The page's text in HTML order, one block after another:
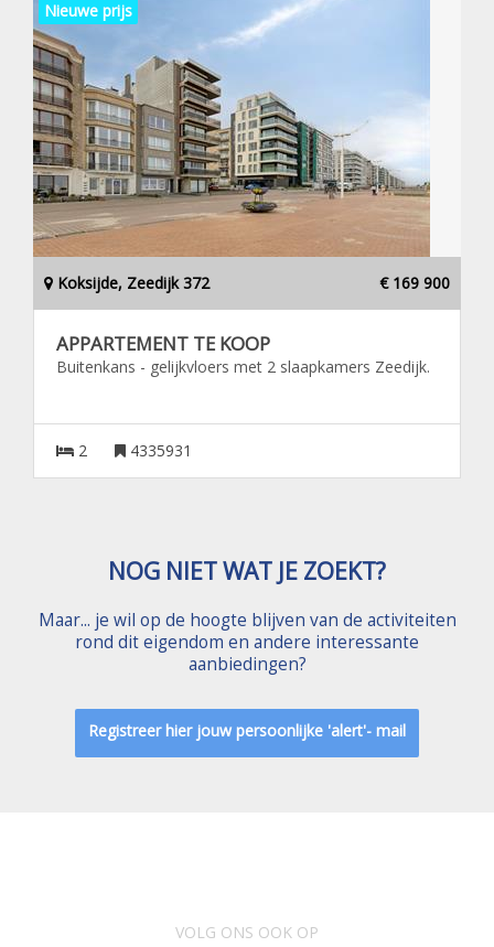
Nieuwe prijs
Koksijde, Zeedijk 372 € 169 900
APPARTEMENT TE KOOP
Buitenkans - gelijkvloers met 2 slaapkamers Zeedijk.
2 4335931
NOG NIET WAT JE ZOEKT?
Maar... je wil op de hoogte blijven van de activiteiten
rond dit eigendom en andere interessante
aanbiedingen?
Registreer hier jouw persoonlijke 'alert'- mail
VOLG ONS OOK OP